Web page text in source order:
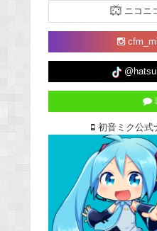
ニコニ
初音ミク公式